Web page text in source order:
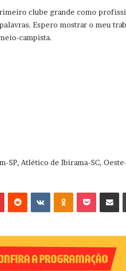
clube grande como
Espero mostrar o meu
campista.
Atlético de Ibirama-SC,
VK OK